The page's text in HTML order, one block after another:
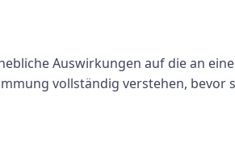
Auswirkungen auf die an
vollständig verstehen, bevor